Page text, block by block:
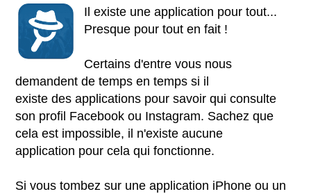
Il existe une application pour tout...
Presque pour tout en fait !
Certains d'entre vous nous
demandent de temps en temps si il
existe des applications pour savoir qui consulte
son profil Facebook ou Instagram. Sachez que
cela est impossible, il n'existe aucune
application pour cela qui fonctionne.
Si vous tombez sur une application iPhone ou un